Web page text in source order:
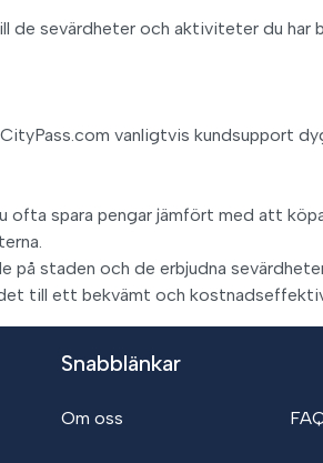
sevärdheter och aktiviteter du har
vanligtvis kundsupport
spara pengar jämfört med att
staden och de erbjudna
till ett bekvämt och
Snabblänkar
Om oss